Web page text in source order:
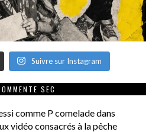
Suivre sur Instagram
SEC
comme P comeladedans
vidéo consacrés à la pêche